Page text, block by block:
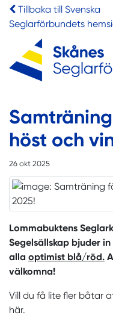
Tillbaka till Svenska
Seglarförbundets
höst och
26 okt 2025
Lommabuktens
Segelsällskap bjuder
alla optimist blå/röd.
välkomna!
Vill du få lite fler båtar
här.